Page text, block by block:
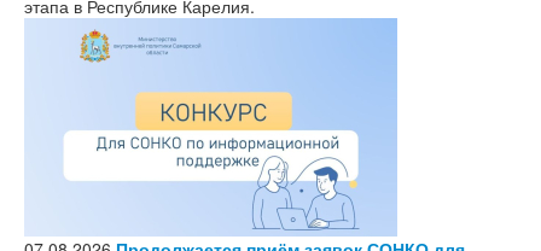
этапа в Республике Карелия.